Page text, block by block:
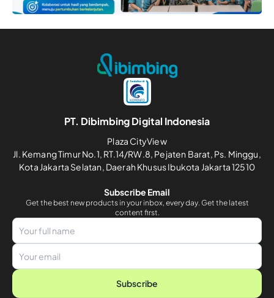
PT. Dibimbing Digital Indonesia
Plaza CityView
Jl. Kemang Timur No.1, RT.14/RW.8, Pejaten Barat, Ps. Minggu,
Kota Jakarta Selatan, Daerah Khusus Ibukota Jakarta 12510
Subscribe Email
Get the best new products in your inbox, every day. Get the latest
content first.
Subscribe